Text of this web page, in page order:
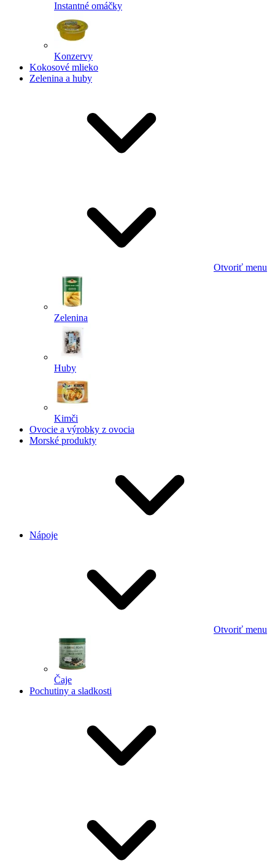
Instantné omáčky
Konzervy
Kokosové mlieko
Zelenina a huby
Otvoriť menu
Zelenina
Huby
Kimči
Ovocie a výrobky z ovocia
Morské produkty
Nápoje
Otvoriť menu
Čaje
Pochutiny a sladkosti